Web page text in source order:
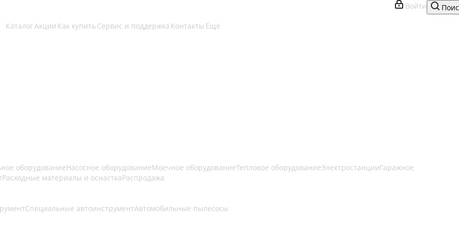
Войти
КаталогАкции Как купитьСервис и поддержка Контакты Ещё
оборудованиеНасосное оборудованиеМоечное оборудованиеТепловое оборудованиеЭлектростанцииГаражное
Расходные материалы и оснасткаРаспродажа
Специальные автоинструментАвтомобильные пылесосы